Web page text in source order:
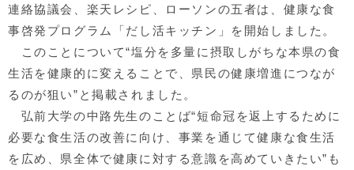
連絡協議会、楽天レシピ、ローソンの五者は、健康な食
事啓発プログラム「だし活キッチン」を開始しました。
このことについて“塩分を多量に摂取しがちな本県の食
生活を健康的に変えることで、県民の健康増進につなが
るのが狙い”と掲載されました。
弘前大学の中路先生のことば“短命冠を返上するために
必要な食生活の改善に向け、事業を通じて健康な食生活
を広め、県全体で健康に対する意識を高めていきたい”も